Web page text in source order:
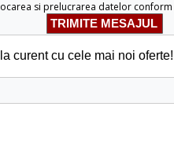
si prelucrarea datelor conform
curent cu cele mai noi oferte!